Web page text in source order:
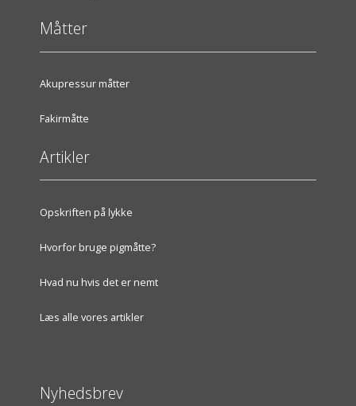
Måtter
Akupressur måtter
Fakirmåtte
Artikler
Opskriften på lykke
Hvorfor bruge pigmåtte?
Hvad nu hvis det er nemt
Læs alle vores artikler
Nyhedsbrev